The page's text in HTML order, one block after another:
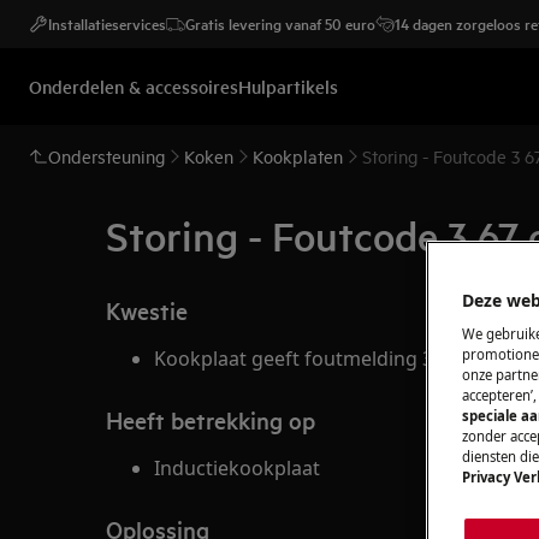
Installatieservices Gratis levering vanaf 50 euro 14 dagen zorgeloos
Onderdelen & accessoiresHulpartikels
Ondersteuning Koken Kookplaten Storing - Foutcode 3
Storing - Foutcode 3 67
Kwestie
Kookplaat geeft foutmelding 3 67 weer
Heeft betrekking op
Inductiekookplaat
Oplossing
Deze
We
onze
speciale
zonder
diensten
Privacy